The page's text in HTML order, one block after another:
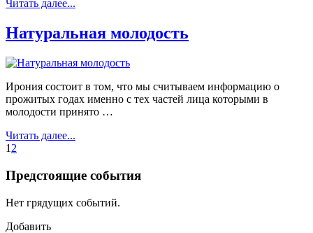
Читать далее...
Натуральная молодость
Ирония состоит в том, что мы считываем информацию о
прожитых годах именно с тех частей лица которыми в
молодости принято …
Читать далее...
1 2
Предстоящие события
Нет грядущих событий.
Добавить